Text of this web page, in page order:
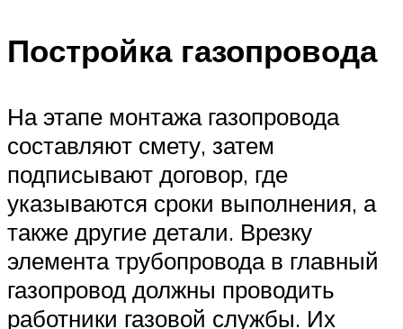
Постройка газопровода
На этапе монтажа газопровода
составляют смету, затем
подписывают договор, где
указываются сроки выполнения, а
также другие детали. Врезку
элемента трубопровода в главный
газопровод должны проводить
работники газовой службы. Их